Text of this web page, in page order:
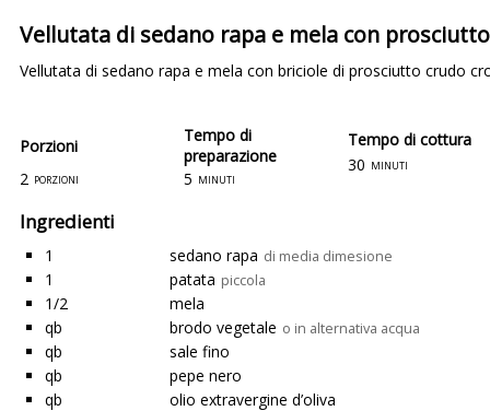
Vellutata di sedano rapa e mela con
Vellutata di sedano rapa e mela con briciole di prosciutto crudo
Porzioni
Tempo di
preparazione
2 porzioni 5 minuti
Tempo di cottura
30 minuti
Ingredienti
1 sedano rapa di media dimesione
1 patata piccola
1/2
mela
qb
brodo vegetale o in alternativa acqua
qb
sale fino
qb
pepe nero
qb
olio extravergine d’oliva